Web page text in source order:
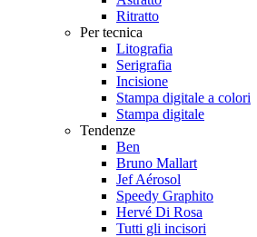
Ritratto
Per tecnica
Litografia
Serigrafia
Incisione
Stampa digitale a colori
Stampa digitale
Tendenze
Ben
Bruno Mallart
Jef Aérosol
Speedy Graphito
Hervé Di Rosa
Tutti gli incisori